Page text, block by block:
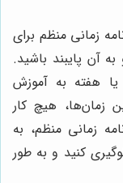
زمانی منظم برای
آن پایبند باشید.
هفته به آموزش
هیچ کار
زمانی منظم، به
کنید و به طور